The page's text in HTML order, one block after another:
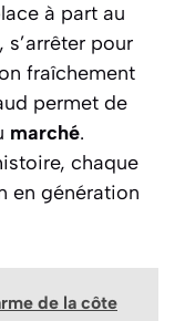
à part au
s’arrêter pour
fraîchement
permet de
marché.
chaque
en génération
de la côte